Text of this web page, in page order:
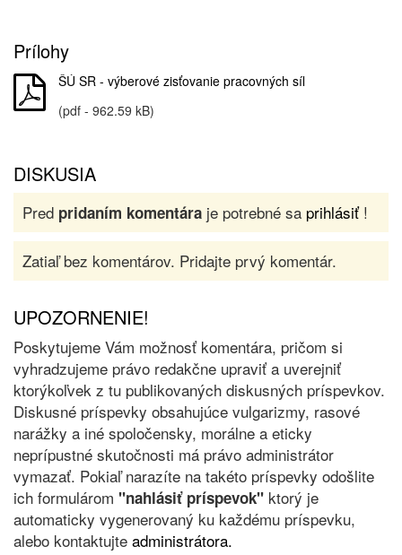
Prílohy
ŠÚ SR - výberové zisťovanie pracovných síl
(pdf - 962.59 kB)
DISKUSIA
Pred pridaním komentára je potrebné sa prihlásiť!
Zatiaľ bez komentárov. Pridajte prvý komentár.
UPOZORNENIE!
Poskytujeme Vám možnosť komentára, pričom si
vyhradzujeme právo redakčne upraviť a uverejniť
ktorýkoľvek z tu publikovaných diskusných príspevkov.
Diskusné príspevky obsahujúce vulgarizmy, rasové
narážky a iné spoločensky, morálne a eticky
neprípustné skutočnosti má právo administrátor
vymazať. Pokiaľ narazíte na takéto príspevky odošlite
ich formulárom "nahlásiť príspevok" ktorý je
automaticky vygenerovaný ku každému príspevku,
alebo kontaktujte administrátora.